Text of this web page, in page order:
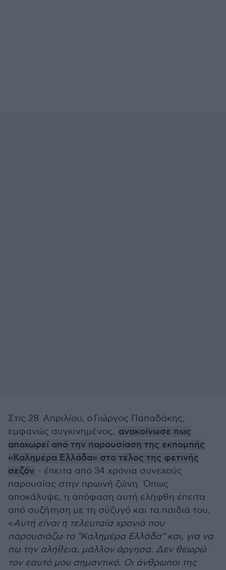
Στις 28 Απριλίου, ο Γιώργος Παπαδάκης,
εμφανώς συγκινημένος, ανακοίνωσε πως
αποχωρεί από την παρουσίαση της εκπομπής
«Καλημέρα Ελλάδα» στο τέλος της φετινής
σεζόν - έπειτα από 34 χρόνια συνεχούς
παρουσίας στην πρωινή ζώνη. Όπως
αποκάλυψε, η απόφαση αυτή ελήφθη έπειτα
από συζήτηση με τη σύζυγό και τα παιδιά του.
«Αυτή είναι η τελευταία χρονιά που
παρουσιάζω το "Καλημέρα Ελλάδα" και, για να
πω την αλήθεια, μάλλον άργησα. Δεν θεωρώ
τον εαυτό μου σημαντικό. Οι άνθρωποι της